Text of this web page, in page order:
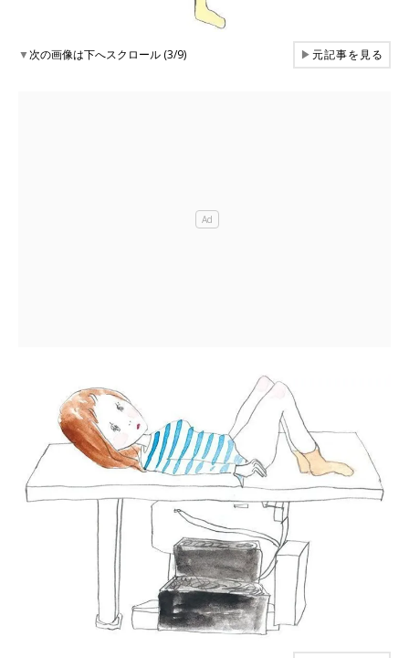
▼次の画像は下へスクロール (3/9) ▶元記事を見る